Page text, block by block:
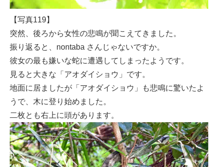
【写真119】
突然、後ろから女性の悲鳴が聞こえてきました。
振り返ると、nontaba さんじゃないですか。
彼女の最も嫌いな蛇に遭遇してしまったようです。
見ると大きな「アオダイショウ」です。
地面に居ましたが「アオダイショウ」も悲鳴に驚いたよ
うで、木に登り始めました。
二枚とも右上に頭があります。